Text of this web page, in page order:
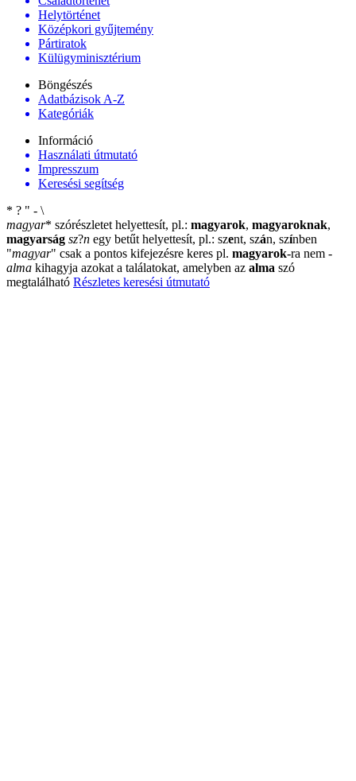
Helytörténet
Középkori gyűjtemény
Pártiratok
Külügyminisztérium
Böngészés
Adatbázisok A-Z
Kategóriák
Információ
Használati útmutató
Impresszum
Keresési segítség
* ? " - \
magyar* szórészletet helyettesít, pl.: magyarok, magyaroknak,
magyarság sz?n egy betűt helyettesít, pl.: szent, szán, színben
"magyar" csak a pontos kifejezésre keres pl. magyarok-ra nem -
alma kihagyja azokat a találatokat, amelyben az alma szó
megtalálható Részletes keresési útmutató